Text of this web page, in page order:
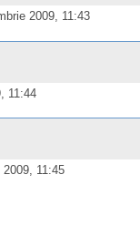
2009, 11:43
11:44
11:45